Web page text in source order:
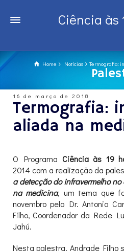
Ciência às
Home Notícias Termografia:
16 de março de 2018
Termografia:
aliada na
O Programa Ciência às 19
2014 com a realização da
a detecção do infravermelho
na medicina, um tema que
novembro pelo Dr. Antonio
Filho, Coordenador da Rede
Jahú.
Nesta palestra, Andrade Filho